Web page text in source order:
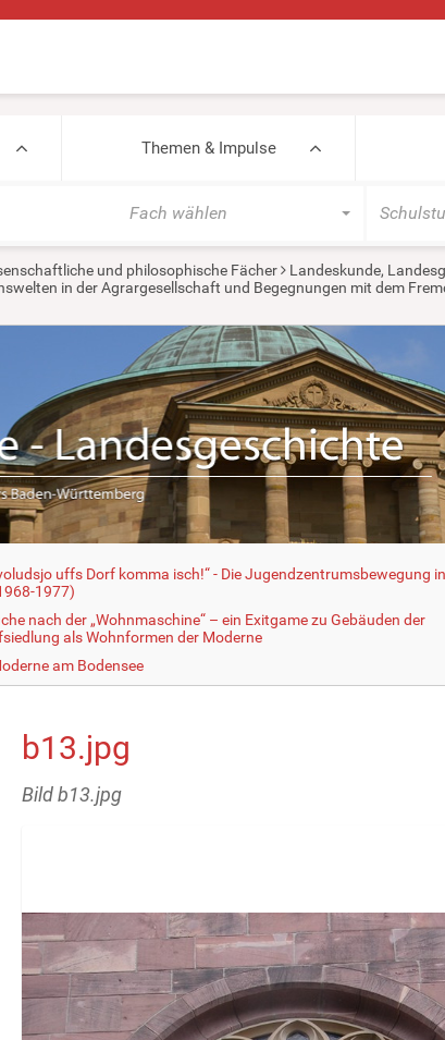
Themen & Impulse
Fach wählen
und philosophische Fächer Landeskunde,
in der Agrargesellschaft und Begegnungen mit dem
uffs Dorf komma isch!“ - Die Jugendzentrumsbewegung
1977)
nach der „Wohnmaschine“ – ein Exitgame zu Gebäuden der
als Wohnformen der Moderne
am Bodensee
b13.jpg
Bild b13.jpg